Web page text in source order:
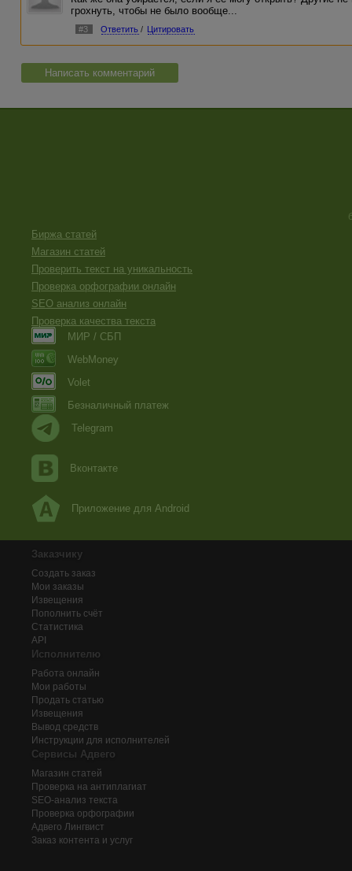
грохнуть, чтобы не было вообще...
#3 Ответить / Цитировать
Написать комментарий
Биржа статей
Магазин статей
Проверить текст на уникальность
Проверка орфографии онлайн
SEO анализ онлайн
Проверка качества текста
МИР / СБП
WebMoney
Volet
Безналичный платеж
Telegram
Вконтакте
Приложение для Android
Заказчику
Создать заказ
Мои заказы
Извещения
Пополнить счёт
Статистика
API
Исполнителю
Работа онлайн
Мои работы
Продать статью
Извещения
Вывод средств
Инструкции для исполнителей
Сервисы Адвего
Магазин статей
Проверка на антиплагиат
SEO-анализ текста
Проверка орфографии
Адвего Лингвист
Заказ контента и услуг